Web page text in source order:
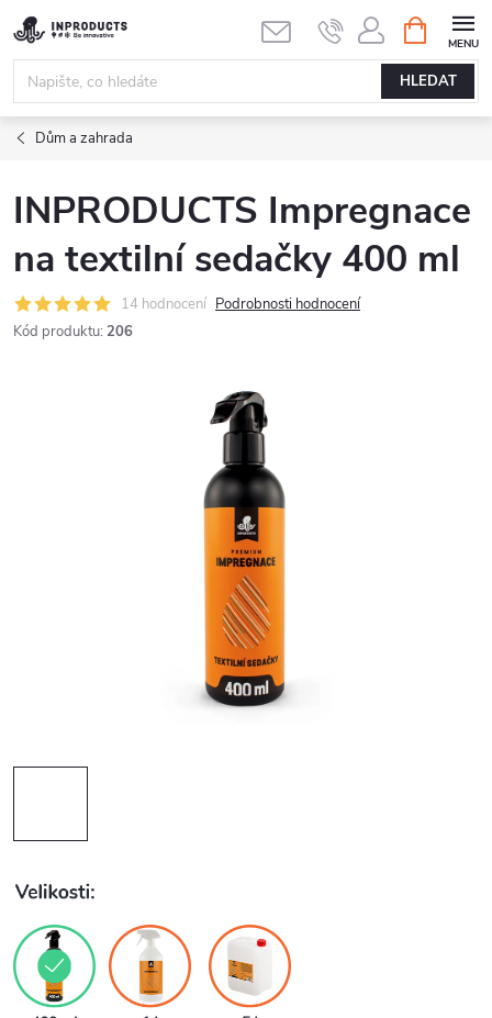
Přejít
na
obsah
HLEDAT
NÁKUPNÍ
KOŠÍK
Dům a zahrada
INPRODUCTS Impregnace
na textilní sedačky 400 ml
14 hodnocení Podrobnosti hodnocení
Kód produktu: 206